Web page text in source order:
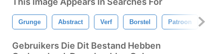
Grunge Abstract Verf Borstel Patroon
Gebruikers Die Dit Bestand Hebben